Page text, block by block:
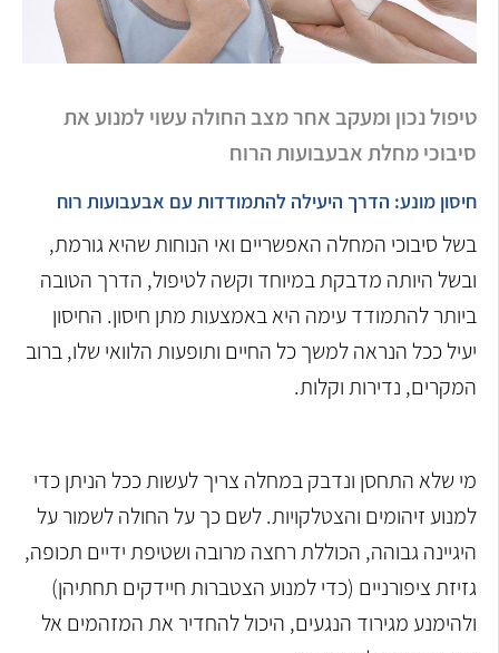
טיפול נכון ומעקב אחר מצב החולה עשוי למנוע את
סיבוכי מחלת אבעבועות הרוח
חיסון מונע: הדרך היעילה להתמודדות עם אבעבועות רוח
בשל סיבוכי המחלה האפשריים ואי הנוחות שהיא גורמת,
ובשל היותה מדבקת במיוחד וקשה לטיפול, הדרך הטובה
ביותר להתמודד עימה היא באמצעות מתן חיסון. החיסון
יעיל ככל הנראה למשך כל החיים ותופעות הלוואי שלו, ברוב
המקרים, נדירות וקלות.
מי שלא התחסן ונדבק במחלה צריך לעשות ככל הניתן כדי
למנוע זיהומים והצטלקויות. לשם כך על החולה לשמור על
היגיינה גבוהה, הכוללת רחצה מרובה ושטיפת ידיים תכופה,
גזיזת ציפורניים (כדי למנוע הצטברות חיידקים תחתיהן)
ולהימנע מגירוד הנגעים, היכול להחדיר את המזהמים אל